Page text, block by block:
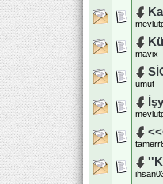
mavix
umut